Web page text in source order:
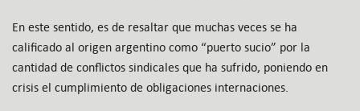
En este sentido, es de resaltar que muchas veces se ha
calificado al origen argentino como “puerto sucio” por la
cantidad de conflictos sindicales que ha sufrido, poniendo en
crisis el cumplimiento de obligaciones internaciones.